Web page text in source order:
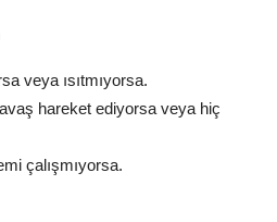
veya ısıtmıyorsa.
hareket ediyorsa veya hiç
çalışmıyorsa.